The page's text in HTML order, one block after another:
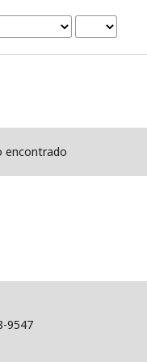
encontrado
9547